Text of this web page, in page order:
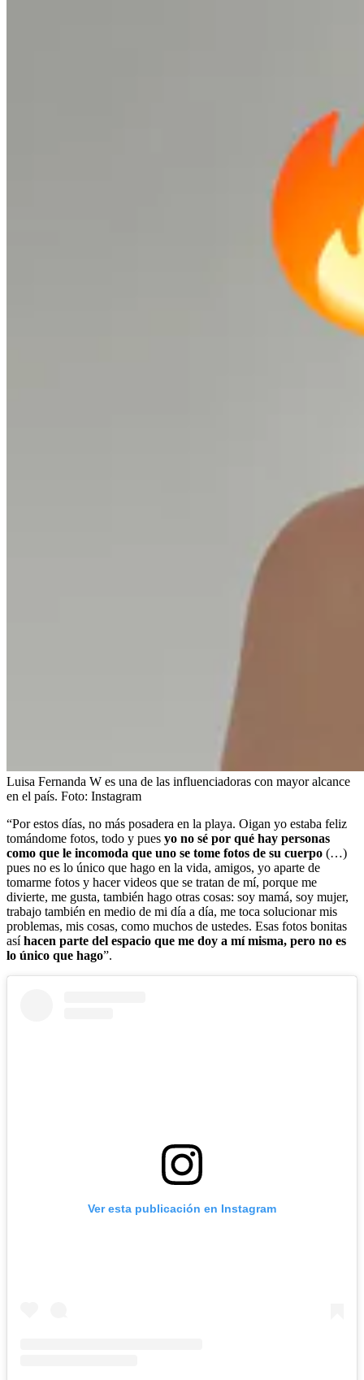
Luisa Fernanda W es una de las influenciadoras con mayor alcance
en el país. Foto: Instagram
“Por estos días, no más posadera en la playa. Oigan yo estaba feliz
tomándome fotos, todo y pues yo no sé por qué hay personas
como que le incomoda que uno se tome fotos de su cuerpo (…)
pues no es lo único que hago en la vida, amigos, yo aparte de
tomarme fotos y hacer videos que se tratan de mí, porque me
divierte, me gusta, también hago otras cosas: soy mamá, soy mujer,
trabajo también en medio de mi día a día, me toca solucionar mis
problemas, mis cosas, como muchos de ustedes. Esas fotos bonitas
asíhacen parte del espacio que me doy a mí misma, pero no es
lo único que hago”.
Ver esta publicación en Instagram